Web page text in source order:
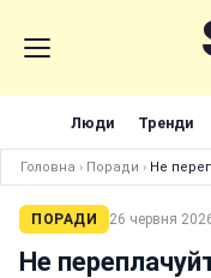
Люди Тренди
Головна › Поради › Не
ПОРАДИ 26 червня
Не